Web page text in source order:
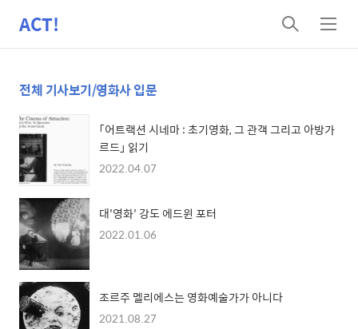
ACT!
검
색
메
뉴
전체 기사보기/영화사 입문
「어트랙션 시네마 : 초기영화, 그 관객 그리고 아방가
르드」 읽기
2022.04.07
대'영화' 강도 에드윈 포터
2022.01.06
조르주 멜리에스는 영화예술가가 아니다
2021.08.27